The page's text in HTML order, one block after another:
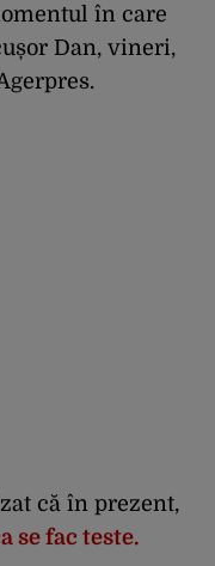
în care
Dan, vineri,
că în prezent,
se fac teste.